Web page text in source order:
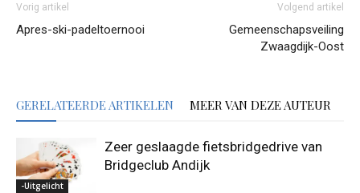
Vorig artikel
Apres-ski-padeltoernooi
Volgend artikel
Gemeenschapsveiling
Zwaagdijk-Oost
GERELATEERDE ARTIKELEN MEER VAN DEZE AUTEUR
-Uitgelicht
Zeer geslaagde fietsbridgedrive van
Bridgeclub Andijk